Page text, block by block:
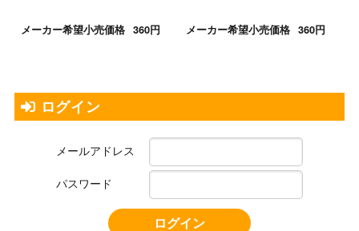
メーカー希望小売価格 360円 メーカー希望小売価格 360円
ログイン
メールアドレス
パスワード
ログイン